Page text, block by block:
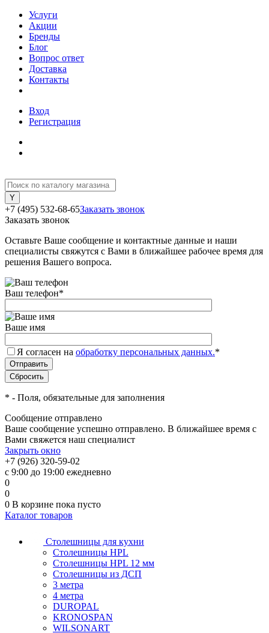
Услуги
Акции
Бренды
Бло
опрос ответ
Доставка
Контакты
ход
Регистрация
+7 (495) 532-68-65Заказать звонок
Заказать звонок
Оставьте Ваше сообщение и контактные данные и наши
специалисты свяжутся с Вами в ближайшее рабочее время для
решения Вашего вопроса.
аш телефон*
аше имя
Я согласен на обработку персональных данных.*
* - Поля, обязательные для заполнения
Сообщение отправлено
аше сообщение успешно отправлено. В ближайшее время с
ами свяжется наш специалист
Закрыть окно
+7 (926) 320-59-02
с 9:00 до 19:00 ежедневно
0
0
0 корзине пока пусто
Каталог товаро
Столешницы для кухни
Столешницы HPL
Столешницы HPL 12 мм
Столешницы из ДСП
3 метра
4 метра
DUROPAL
KRONOSPAN
WILSONART